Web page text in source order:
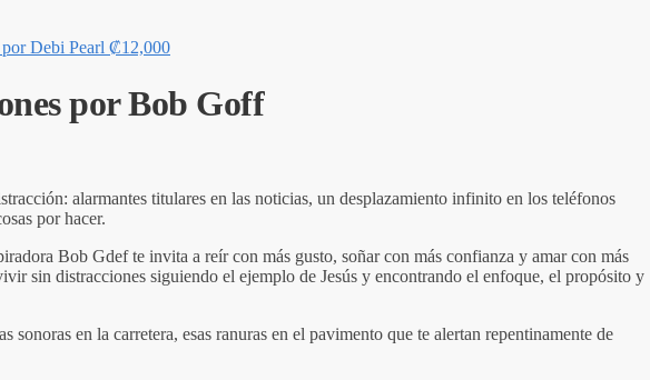
Debi Pearl ₡12,000
por Bob Goff
alarmantes titulares en las noticias, un desplazamiento infinito en los teléfonos
por hacer.
Bob Gdef te invita a reír con más gusto, soñar con más confianza y amar con más
sin distracciones siguiendo el ejemplo de Jesús y encontrando el enfoque, el propósito y
sonoras en la carretera, esas ranuras en el pavimento que te alertan repentinamente de